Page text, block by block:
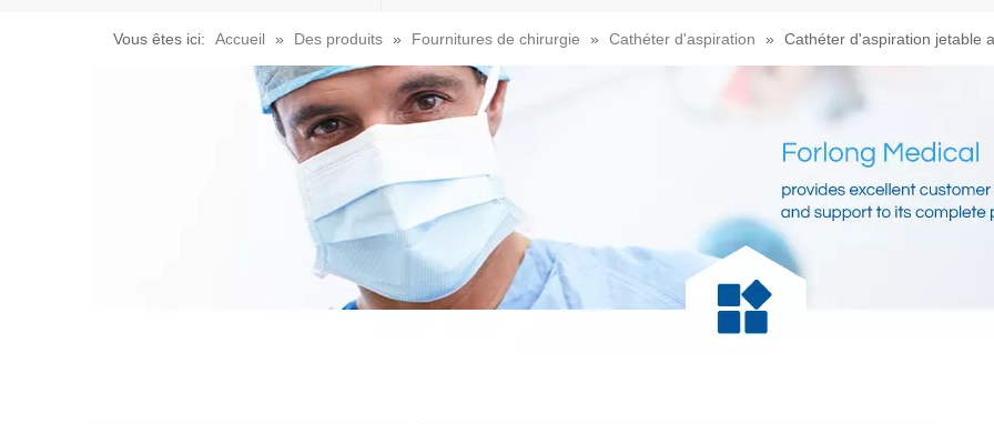
Vous êtes ici: Accueil » Des produits » Fournitures de chirurgie » Cathéter d'aspiration » Cathéter d'aspiration jetable